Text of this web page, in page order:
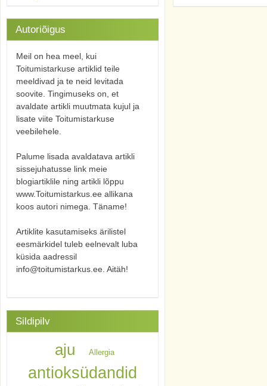
Autoriõigus
Meil on hea meel, kui
Toitumistarkuse artiklid teile
meeldivad ja te neid levitada
soovite. Tingimuseks on, et
avaldate artikli muutmata kujul ja
lisate viite Toitumistarkuse
veebilehele.
Palume lisada avaldatava artikli
sissejuhatusse link meie
blogiartiklile ning artikli lõppu
www.Toitumistarkus.ee allikana
koos autori nimega. Täname!
Artiklite kasutamiseks ärilistel
eesmärkidel tuleb eelnevalt luba
küsida aadressil
info@toitumistarkus.ee. Aitäh!
Sildipilv
aju Allergia
antioksüdandid